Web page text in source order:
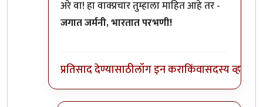
अरे वा! हा वाक्प्रचार तुम्हाला माहित आहे तर -
जगात जर्मनी, भारतात परभणी!
प्रतिसाद देण्यासाठीलॉग इन कराकिंवासदस्य व्हा